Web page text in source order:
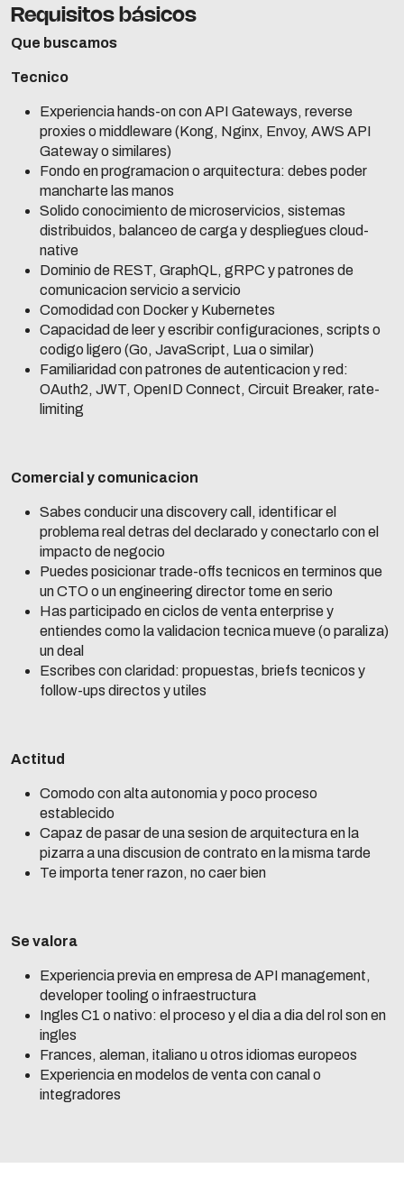
Requisitos básicos
Que buscamos
Tecnico
Experiencia hands-on con API Gateways, reverse
proxies o middleware (Kong, Nginx, Envoy, AWS API
Gateway o similares)
Fondo en programacion o arquitectura: debes poder
mancharte las manos
Solido conocimiento de microservicios, sistemas
distribuidos, balanceo de carga y despliegues cloud-
native
Dominio de REST, GraphQL, gRPC y patrones de
comunicacion servicio a servicio
Comodidad con Docker y Kubernetes
Capacidad de leer y escribir configuraciones, scripts o
codigo ligero (Go, JavaScript, Lua o similar)
Familiaridad con patrones de autenticacion y red:
OAuth2, JWT, OpenID Connect, Circuit Breaker, rate-
limiting
Comercial y comunicacion
Sabes conducir una discovery call, identificar el
problema real detras del declarado y conectarlo con el
impacto de negocio
Puedes posicionar trade-offs tecnicos en terminos que
un CTO o un engineering director tome en serio
Has participado en ciclos de venta enterprise y
entiendes como la validacion tecnica mueve (o paraliza)
un deal
Escribes con claridad: propuestas, briefs tecnicos y
follow-ups directos y utiles
Actitud
Comodo con alta autonomia y poco proceso
establecido
Capaz de pasar de una sesion de arquitectura en la
pizarra a una discusion de contrato en la misma tarde
Te importa tener razon, no caer bien
Se valora
Experiencia previa en empresa de API management,
developer tooling o infraestructura
Ingles C1 o nativo: el proceso y el dia a dia del rol son en
ingles
Frances, aleman, italiano u otros idiomas europeos
Experiencia en modelos de venta con canal o
integradores